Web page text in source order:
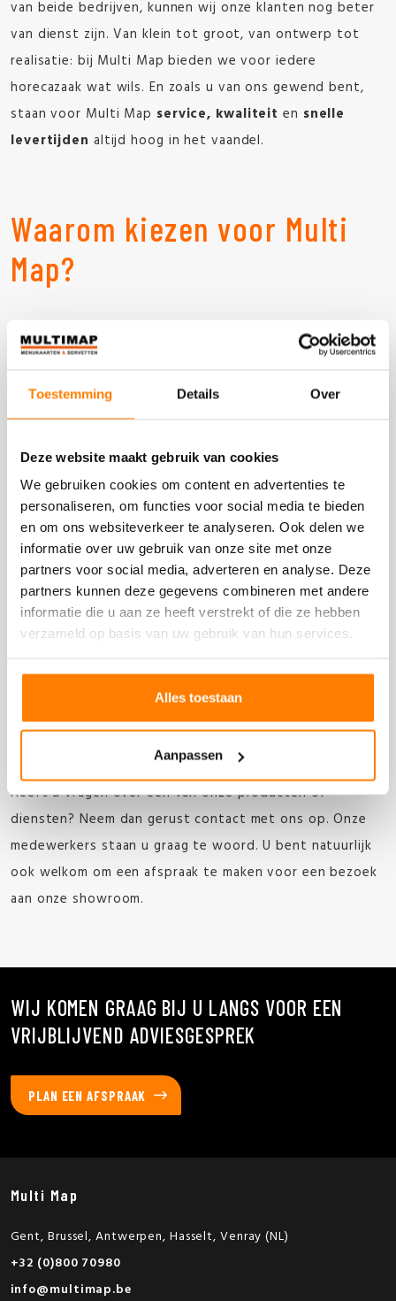
Toestemming Details Over
Deze website maakt gebruik van cookies
We gebruiken cookies om content en advertenties te
personaliseren, om functies voor social media te bieden
en om ons websiteverkeer te analyseren. Ook delen we
informatie over uw gebruik van onze site met onze
partners voor social media, adverteren en analyse. Deze
partners kunnen deze gegevens combineren met andere
informatie die u aan ze heeft verstrekt of die ze hebben
verzameld op basis van uw gebruik van hun services.
Alles toestaan
Aanpassen
van beide bedrijven, kunnen wij onze klanten nog beter
van dienst zijn. Van klein tot groot, van ontwerp tot
realisatie: bij Multi Map bieden we voor iedere
horecazaak wat wils. En zoals u van ons gewend bent,
staan voor Multi Map service, kwaliteit en snelle
levertijden altijd hoog in het vaandel.
Waarom kiezen voor Multi
Map?
Multi Map onderscheidt zich op deze vier punten:
Al onze producten zijn van de
hoogste kwaliteit
klanten altijd de mooiste nieuwe producten kunnen
aanbieden.
Multi Map isflexibelen denkt graag met u mee
over een oplossing op maat.
We doen er alles aan om debeste servicete
bieden aan onze klanten. Dat betekent dat wij pas
tevreden zijn wanneer u dat ook bent!
Meer weten?
Heeft u vragen over een van onze producten of
diensten? Neem dan gerust contact met ons op. Onze
medewerkers staan u graag te woord. U bent natuurlijk
ook welkom om een afspraak te maken voor een bezoek
aan onze showroom.
WIJ KOMEN GRAAG BIJ U LANGS VOOR EEN
VRIJBLIJVEND ADVIESGESPREK
PLAN EEN AFSPRAAK
Multi Map
Gent, Brussel, Antwerpen, Hasselt, Venray (NL)
+32 (0)800 70980
info@multimap.be